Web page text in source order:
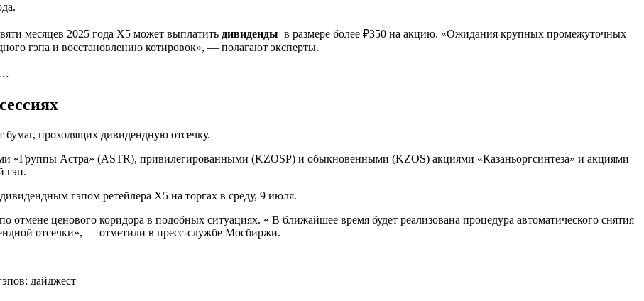
месяцев 2025 года X5 может выплатить дивиденды в размере более ₽350 на акцию. «Ожидания крупных промежуточных
гэпа и восстановлению котировок», — полагают эксперты.
проходящих дивидендную отсечку.
«Группы Астра» (ASTR), привилегированными (KZOSP) и обыкновенными (KZOS) акциями «Казаньоргсинтеза» и акциями
гэп.
гэпом ретейлера X5 на торгах в среду, 9 июля.
отмене ценового коридора в подобных ситуациях. « В ближайшее время будет реализована процедура автоматического снятия
отсечки», — отметили в пресс-службе Мосбиржи.